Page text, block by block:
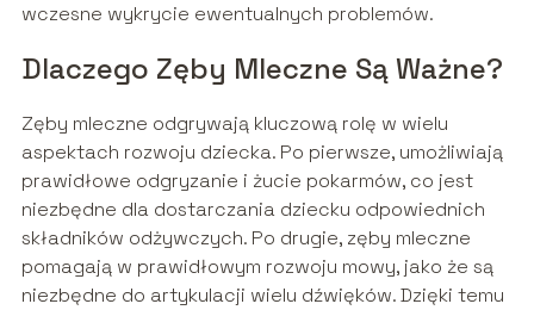
wczesne wykrycie ewentualnych problemów.
Dlaczego Zęby Mleczne Są Ważne?
Zęby mleczne odgrywają kluczową rolę w wielu
aspektach rozwoju dziecka. Po pierwsze, umożliwiają
prawidłowe odgryzanie i żucie pokarmów, co jest
niezbędne dla dostarczania dziecku odpowiednich
składników odżywczych. Po drugie, zęby mleczne
pomagają w prawidłowym rozwoju mowy, jako że są
niezbędne do artykulacji wielu dźwięków. Dzięki temu